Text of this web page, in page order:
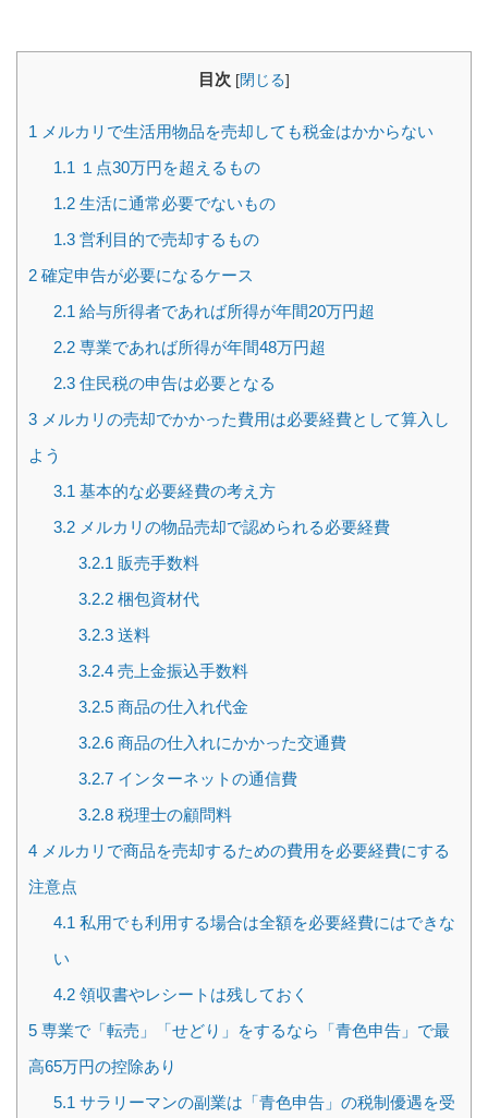
目次 [閉じる]
1 メルカリで生活用物品を売却しても税金はかからない
1.1 １点30万円を超えるもの
1.2生活に通常必要でないもの
1.3営利目的で売却するもの
2 確定申告が必要になるケース
2.1 給与所得者であれば所得が年間20万円超
2.2専業であれば所得が年間48万円超
2.3住民税の申告は必要となる
3 メルカリの売却でかかった費用は必要経費として算入し
よう
3.1 基本的な必要経費の考え方
3.2メルカリの物品売却で認められる必要経費
3.2.1 販売手数料
3.2.2梱包資材代
3.2.3送料
3.2.4売上金振込手数料
3.2.5商品の仕入れ代金
3.2.6商品の仕入れにかかった交通費
3.2.7インターネットの通信費
3.2.8税理士の顧問料
4 メルカリで商品を売却するための費用を必要経費にする
注意点
4.1 私用でも利用する場合は全額を必要経費にはできな
い
4.2領収書やレシートは残しておく
5 専業で「転売」「せどり」をするなら「青色申告」で最
高65万円の控除あり
5.1 サラリーマンの副業は「青色申告」の税制優遇を受